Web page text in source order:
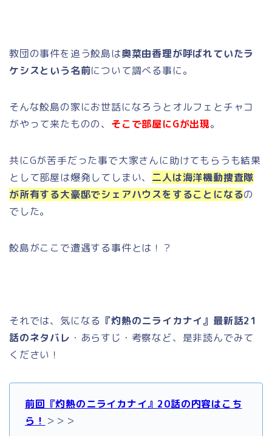
教団の事件を追う鮫島は奥菜由香理が呼ばれていたラ
ケシスという名前について調べる事に。
そんな鮫島の家にお世話になろうとオルフェとチャコ
がやって来たものの、 そこで部屋にGが出現。
共にGが苦手だった事で大家さんに助けてもらうも結果
として部屋は爆発してしまい、 二人は海洋機動捜査隊
が所有する大豪邸でシェアハウスをすることになるの
でした。
鮫島がここで遭遇する事件とは！？
それでは、気になる 『灼熱のニライカナイ』最新話21
話のネタバレ ・あらすじ・考察など、是非読んでみて
ください！
前回『灼熱のニライカナイ』20話の内容はこち
ら！ ＞＞＞